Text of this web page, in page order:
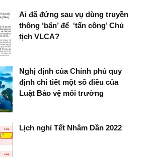
Ai đã đứng sau vụ dùng truyền
thông ‘bẩn’ để ‘tấn công’ Chủ
tịch VLCA?
Nghị định của Chính phủ quy
định chi tiết một số điều của
Luật Bảo vệ môi trường
Lịch nghỉ Tết Nhâm Dần 2022